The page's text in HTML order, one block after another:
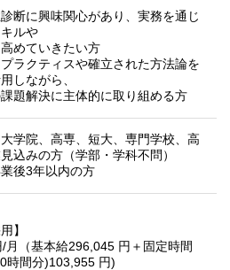
診断に興味関心があり、実務を通じ
ルや
めていきたい方
プラクティスや確立された方法論を
しながら、
題解決に主体的に取り組める方
大学院、高専、短大、専門学校、高
込みの方（学部・学科不問）
業後3年以内の方
】
/月（基本給296,045 円＋固定時間
時間分)103,955 円)